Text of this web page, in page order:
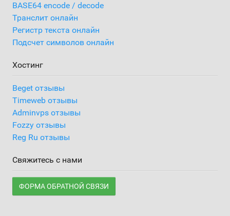
BASE64 encode / decode
Транслит онлайн
Регистр текста онлайн
Подсчет символов онлайн
Хостинг
Beget отзывы
Timeweb отзывы
Adminvps отзывы
Fozzy отзывы
Reg Ru отзывы
Свяжитесь с нами
ФОРМА ОБРАТНОЙ СВЯЗИ